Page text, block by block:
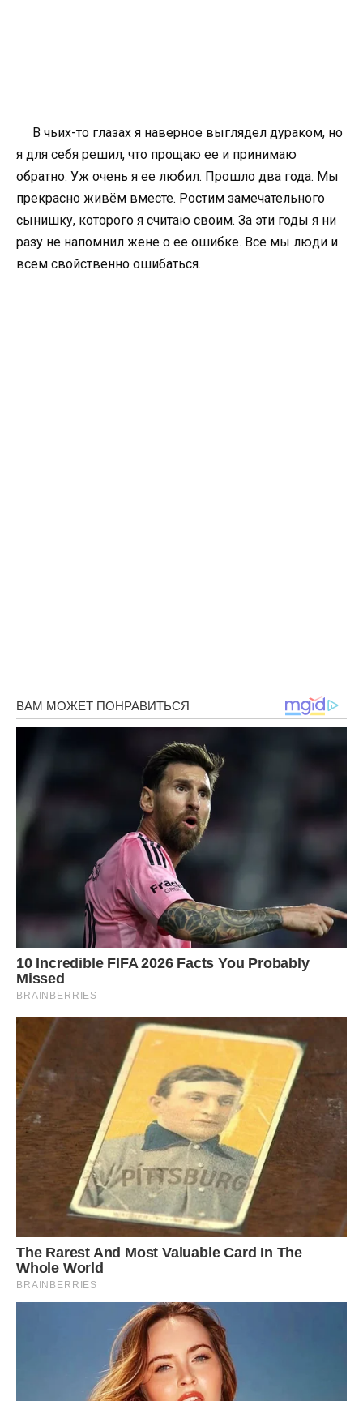
В чьих-то глазах я наверное выглядел дураком, но
я для себя решил, что прощаю ее и принимаю
обратно. Уж очень я ее любил. Прошло два года. Мы
прекрасно живём вместе. Ростим замечательного
сынишку, которого я считаю своим. За эти годы я ни
разу не напомнил жене о ее ошибке. Все мы люди и
всем свойственно ошибаться.